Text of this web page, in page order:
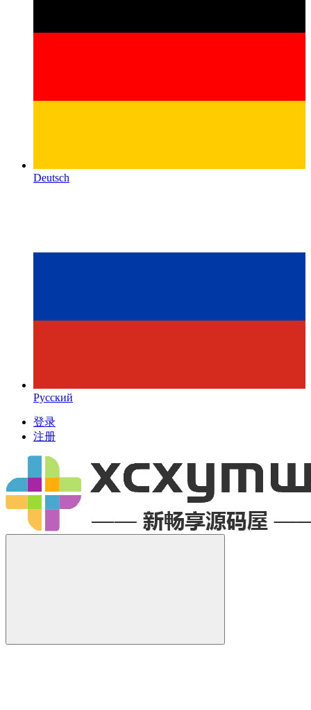
Deutsch
Русский
登录
注册